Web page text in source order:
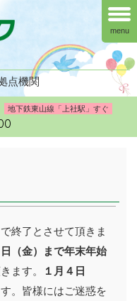
点機関
地下鉄東山線「上社駅」すぐ
menu
終了とさせて頂きま
（金）まで年末年始
ます。
１月４日
。皆様にはご迷惑を